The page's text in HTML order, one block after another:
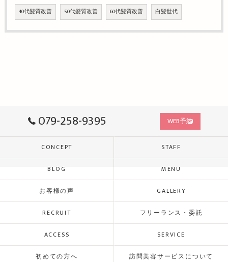
40代髪質改善 50代髪質改善 60代髪質改善 白髪世代
079-258-9395 WEB予約
CONCEPT STAFF
BLOG MENU
お客様の声 GALLERY
RECRUIT フリーランス・委託
ACCESS SERVICE
初めての方へ 訪問美容サービスについて